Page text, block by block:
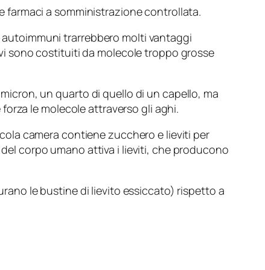
farmaci a somministrazione controllata.
trarrebbero molti vantaggi
sono costituiti da molecole troppo grosse
un quarto di quello di un capello, ma
le molecole attraverso gli aghi.
camera contiene zucchero e lieviti per
corpo umano attiva i lieviti, che producono
le bustine di lievito essiccato) rispetto a